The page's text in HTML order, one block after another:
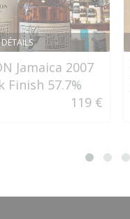
DÉTAILS
Jamaica 2007
Finish 57.7%
119 €